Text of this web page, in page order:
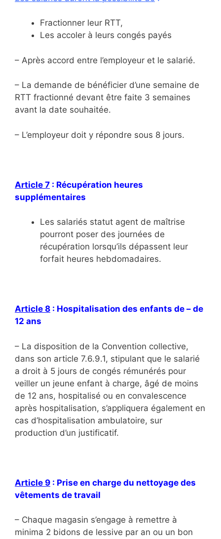
Fractionner leur RTT,
Les accoler à leurs congés payés
– Après accord entre l’employeur et le salarié.
– La demande de bénéficier d’une semaine de
RTT fractionné devant être faite 3 semaines
avant la date souhaitée.
– L’employeur doit y répondre sous 8 jours.
Article 7 : Récupération heures
supplémentaires
Les salariés statut agent de maîtrise
pourront poser des journées de
récupération lorsqu’ils dépassent leur
forfait heures hebdomadaires.
Article 8 : Hospitalisation des enfants de – de
12 ans
– La disposition de la Convention collective,
dans son article 7.6.9.1, stipulant que le salarié
a droit à 5 jours de congés rémunérés pour
veiller un jeune enfant à charge, âgé de moins
de 12 ans, hospitalisé ou en convalescence
après hospitalisation, s’appliquera également en
cas d’hospitalisation ambulatoire, sur
production d’un justificatif.
Article 9 : Prise en charge du nettoyage des
vêtements de travail
– Chaque magasin s’engage à remettre à
minima 2 bidons de lessive par an ou un bon